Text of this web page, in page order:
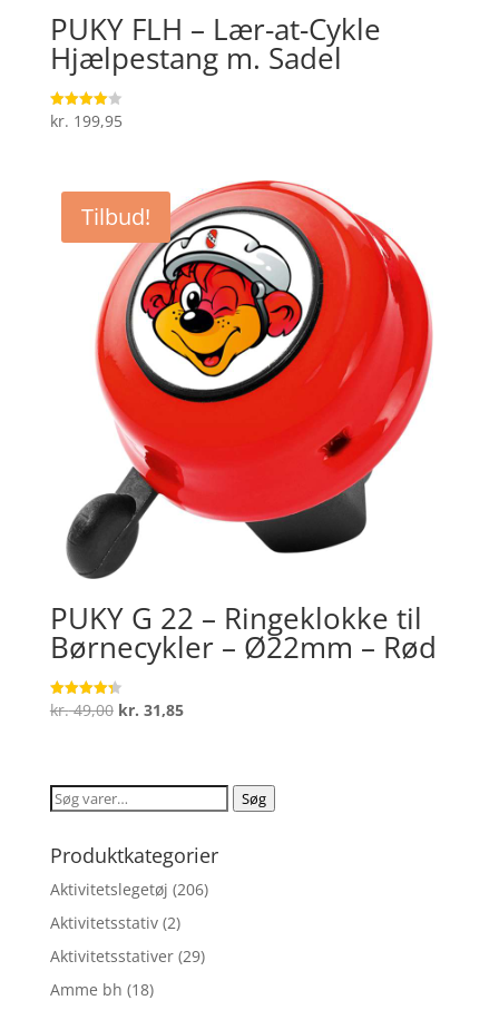
PUKY FLH – Lær-at-Cykle
Hjælpestang m. Sadel
Vurderet
4
kr. 199,95
Tilbud!
PUKY G 22 – Ringeklokke til
Børnecykler – Ø22mm – Rød
Vurderet
4.3
kr.49,00 Den
var:
kr. 49,00.
kr. 31,85Den
er:
kr. 31,85.
Søg
Søg
Produktkategorier
Aktivitetslegetøj (206)
Aktivitetsstativ (2)
Aktivitetsstativer (29)
Amme bh (18)